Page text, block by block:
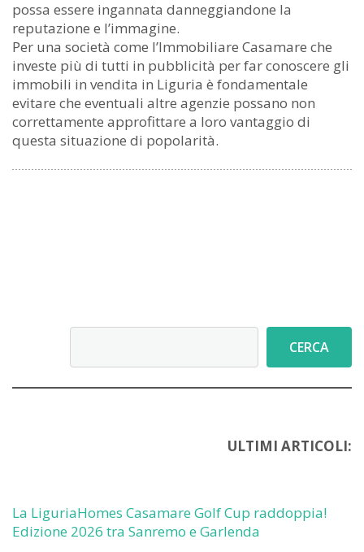
possa essere ingannata danneggiandone la
reputazione e l’immagine.
Per una società come l’Immobiliare Casamare che
investe più di tutti in pubblicità per far conoscere gli
immobili in vendita in Liguria è fondamentale
evitare che eventuali altre agenzie possano non
correttamente approfittare a loro vantaggio di
questa situazione di popolarità.
CERCA
ULTIMI ARTICOLI:
La LiguriaHomes Casamare Golf Cup raddoppia!
Edizione 2026 tra Sanremo e Garlenda